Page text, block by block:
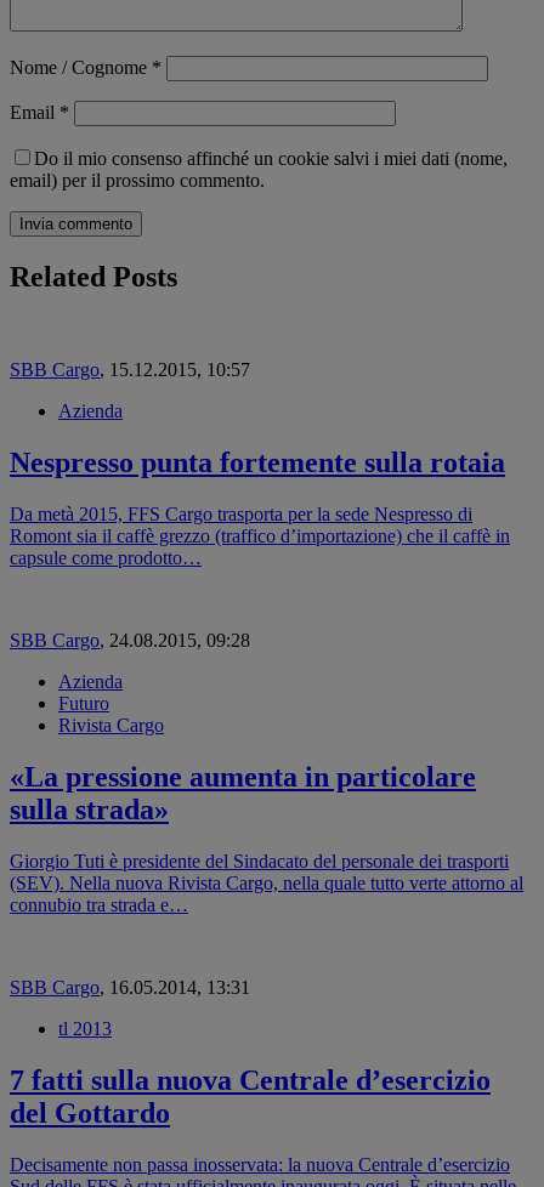
Nome / Cognome *
Email *
Do il mio consenso affinché un cookie salvi i miei dati (nome,
email) per il prossimo commento.
Related Posts
SBB Cargo, 15.12.2015, 10:57
Azienda
Nespresso punta fortemente sulla rotaia
Da metà 2015, FFS Cargo trasporta per la sede Nespresso di
Romont sia il caffè grezzo (traffico d’importazione) che il caffè in
capsule come prodotto…
SBB Cargo, 24.08.2015, 09:28
Azienda
Futuro
Rivista Cargo
«La pressione aumenta in particolare
sulla strada»
Giorgio Tuti è presidente del Sindacato del personale dei trasporti
(SEV). Nella nuova Rivista Cargo, nella quale tutto verte attorno al
connubio tra strada e…
SBB Cargo, 16.05.2014, 13:31
tl 2013
7 fatti sulla nuova Centrale d’esercizio
del Gottardo
Decisamente non passa inosservata: la nuova Centrale d’esercizio